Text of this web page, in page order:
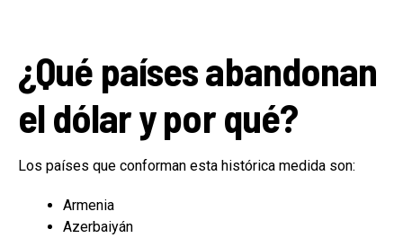
¿Qué países abandonan
el dólar y por qué?
Los países que conforman esta histórica medida son:
Armenia
Azerbaiyán